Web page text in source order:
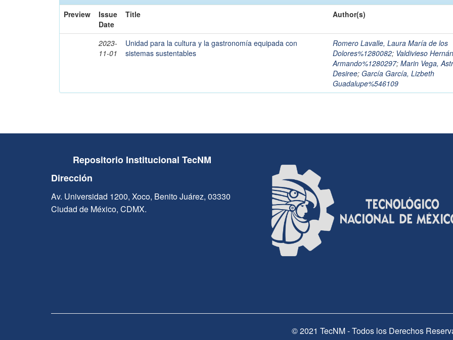
Preview
Issue
Date
Title Author(s)
2023-
11-01
Unidad para la cultura y la gastronomía equipada con
sistemas sustentables
Romero Lavalle, Laura María de los
Dolores%1280082; Valdivieso
Armando%1280297; Marin Vega,
Desiree; García García, Lizbeth
Guadalupe%546109
Repositorio Institucional TecNM
Dirección
Av. Universidad 1200, Xoco, Benito Juárez, 03330
Ciudad de México, CDMX.
© 2021 TecNM - Todos los Derechos